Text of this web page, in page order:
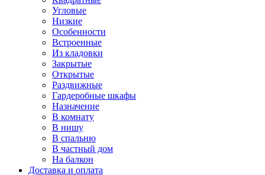
Угловые
Низкие
Особенности
Встроенные
Из кладовки
Закрытые
Открытые
Раздвижные
Гардеробные шкафы
Назначение
В комнату
В нишу
В спальню
В частный дом
На балкон
Доставка и оплата